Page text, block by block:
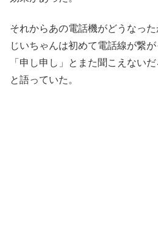
それからあの電話機がどうなった
じいちゃんは初めて電話線が繋
「申し申し」とまた聞こえない
と語っていた。